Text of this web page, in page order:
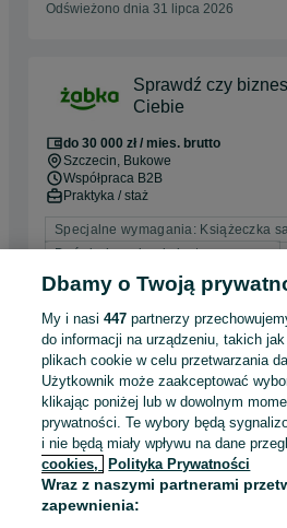
Odświeżono dnia 31 lipca 2026
Sprawdź czy
Ciebie
do 30 000 zł / mies. brutto
Szczecin, Bukowe
Współpraca B2B
Praktyka / staż
Specjalne wymagania: Książeczka
Doświadczenie nie jest wymagane
Dyspozycyjność: Elastyczny czas
(Zapraszamy
Odświeżono dnia 06 sierpnia 2026
Toyota - Doradca
sprzedaży
ul. Struga 17
Szczecin, Słoneczne
Dbamy o Twoją
My i nasi447 partnerzy
do informacji na urządzeniu, takich
plikach cookie w celu przetwarzania
Użytkownik może zaakceptować
klikając poniżej lub w dowolnym
prywatności. Te wybory będą
i nie będą miały wpływu na dane
cookies,
Polityka Prywatności
Wraz z naszymi partnerami
zapewnienia: